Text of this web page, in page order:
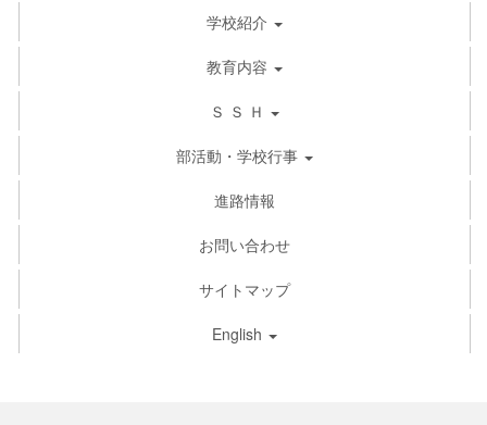
学校紹介
教育内容
Ｓ Ｓ Ｈ
部活動・学校行事
進路情報
お問い合わせ
サイトマップ
English